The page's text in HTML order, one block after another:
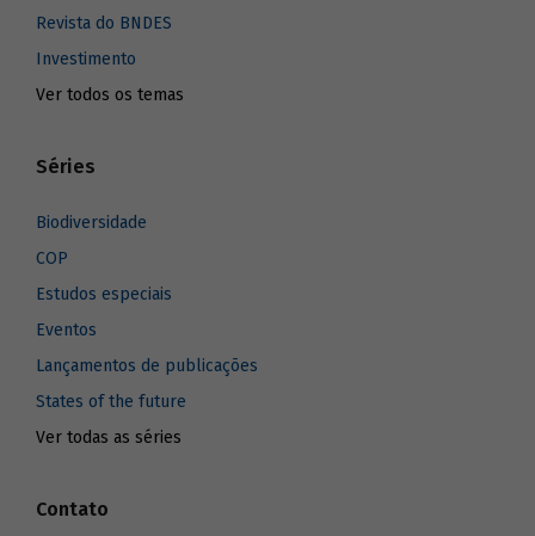
Revista do BNDES
Investimento
Ver todos os temas
Séries
Biodiversidade
COP
Estudos especiais
Eventos
Lançamentos de publicações
States of the future
Ver todas as séries
Contato